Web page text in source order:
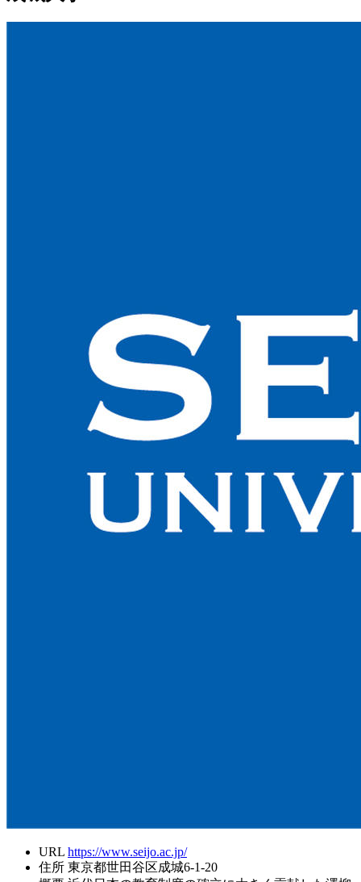
URL https://www.seijo.ac.jp/
住所 東京都世田谷区成城6-1-20